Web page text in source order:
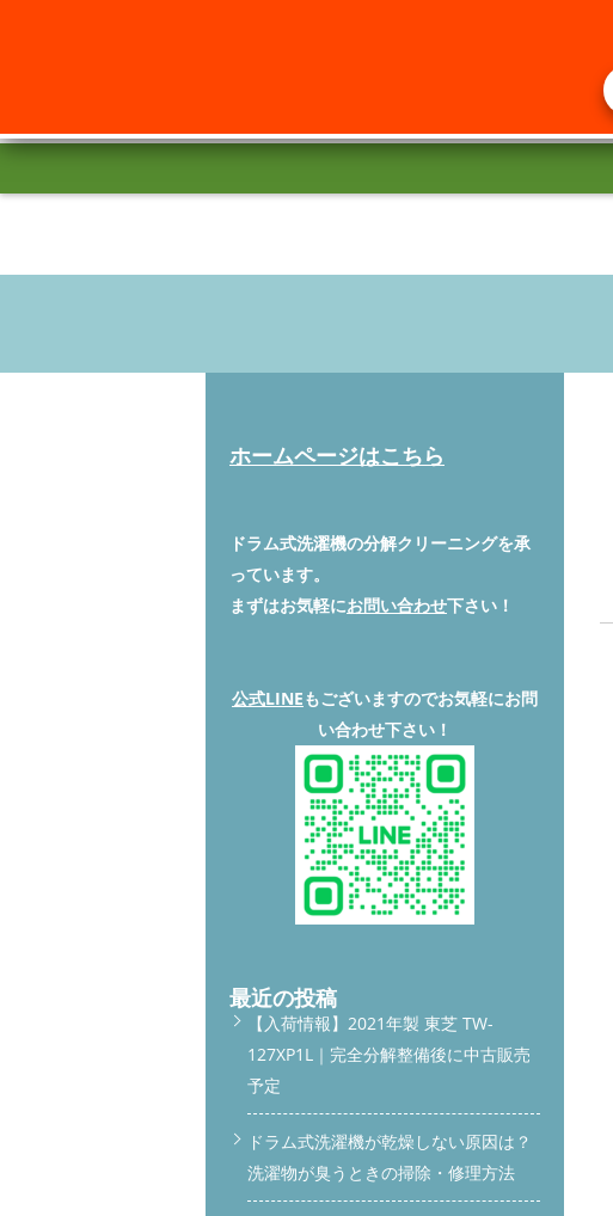
ホームページはこちら
ドラム式洗濯機の分解クリーニングを承
っています。
まずはお気軽にお問い合わせ下さい！
公式LINEもございますのでお気軽にお問
い合わせ下さい！
最近の投稿
【入荷情報】2021年製 東芝 TW-
127XP1L｜完全分解整備後に中古販売
予定
ドラム式洗濯機が乾燥しない原因は？
洗濯物が臭うときの掃除・修理方法